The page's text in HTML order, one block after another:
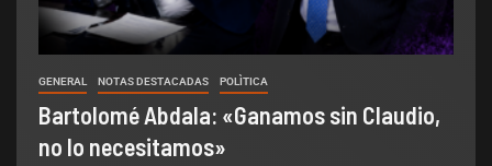
GENERAL NOTAS DESTACADAS POLÌTICA
Bartolomé Abdala: «Ganamos sin Claudio,
no lo necesitamos»